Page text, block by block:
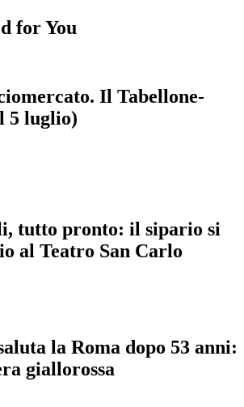
for You
Il Tabellone-
5 luglio)
tutto pronto: il sipario si
al Teatro San Carlo
la Roma dopo 53 anni:
giallorossa